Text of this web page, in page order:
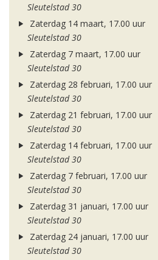
Sleutelstad 30
Zaterdag 14 maart, 17.00 uur
Sleutelstad 30
Zaterdag 7 maart, 17.00 uur
Sleutelstad 30
Zaterdag 28 februari, 17.00 uur
Sleutelstad 30
Zaterdag 21 februari, 17.00 uur
Sleutelstad 30
Zaterdag 14 februari, 17.00 uur
Sleutelstad 30
Zaterdag 7 februari, 17.00 uur
Sleutelstad 30
Zaterdag 31 januari, 17.00 uur
Sleutelstad 30
Zaterdag 24 januari, 17.00 uur
Sleutelstad 30